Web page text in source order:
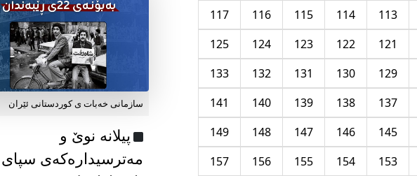
113
114
115
116
117
121
122
123
124
125
129
130
131
132
133
137
138
139
140
141
145
146
147
148
149
153
154
155
156
157
سازمانی خەبات ی كوردستانی ئێران
پیلانە نوێ و
مەترسیدارەکەی سپای